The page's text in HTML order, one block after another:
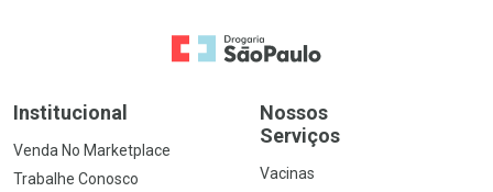
Ir para a Home
Institucional
Venda No Marketplace
Trabalhe Conosco
Nossos
Serviços
Vacinas